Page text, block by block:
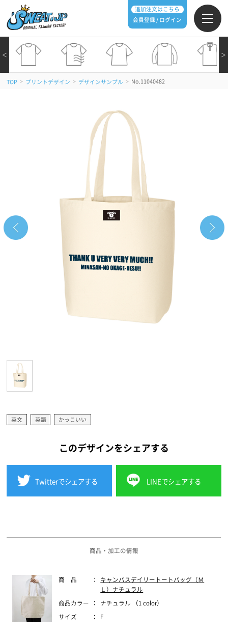
追加注文はこちら
会員登録 / ログイン
＞
＜
TOP > プリントデザイン > デザインサンプル > No.11040482
英文 英語 かっこいい
このデザインをシェアする
Twitterでシェアする LINEでシェアする
商品・加工の情報
商 品 ：
キャンバスデイリートートバッグ（Ｍ
Ｌ）ナチュラル
商品カラー ： ナチュラル （1 color）
サイズ ： F